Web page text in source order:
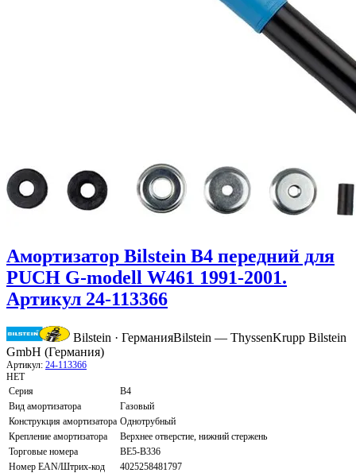
Амортизатор Bilstein B4 передний для
PUCH G-modell W461 1991-2001.
Артикул 24-113366
Bilstein · ГерманияBilstein — ThyssenKrupp Bilstein
GmbH (Германия)
Артикул: 24-113366
НЕТ
Серия
B4
Вид амортизатора
Газовый
Конструкция амортизатора Однотрубный
Крепление амортизатора
Верхнее отверстие, нижний стержень
Торговые номера
BE5-B336
Номер EAN/Штрих-код
4025258481797